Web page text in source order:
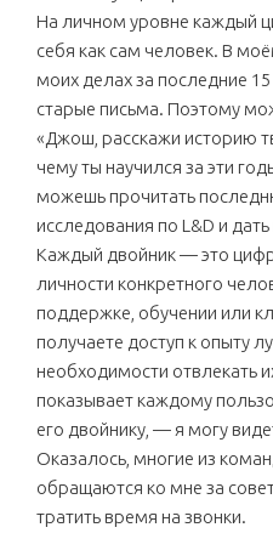
На личном уровне каждый
себя как сам человек. В
моих делах за последние 15
старые письма. Поэтому
«Джош, расскажи историю
чему ты научился за эти
можешь прочитать
исследования по L&D и
Каждый двойник — это
личности конкретного
поддержке, обучении или
получаете доступ к опыту
необходимости отвлекать
показывает каждому
его двойнику, — я могу
Оказалось, многие из
обращаются ко мне за
тратить время на звонки.